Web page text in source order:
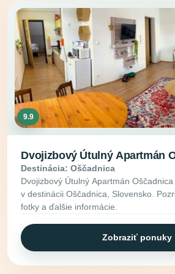
9.9
Dvojizbový Útulný Apartmán
Destinácia: Oščadnica
Dvojizbový Útulný Apartmán
v destinácii Oščadnica, Slovensko.
fotky a ďalšie informácie.
Zobraziť ponuky